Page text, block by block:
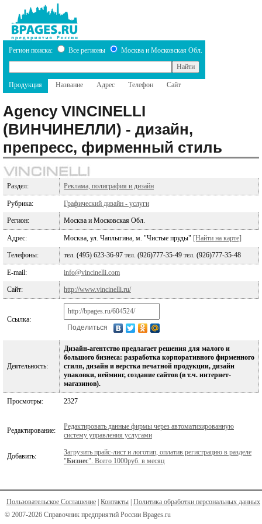
Регион поиска: Все регионы Москва и Московская Обл.
Продукция Название Адрес Телефон Сайт
Agency VINCINELLI
(ВИНЧИНЕЛЛИ) - дизайн,
препресс, фирменный стиль
Раздел: Реклама, полиграфия и дизайн
Рубрика: Графический дизайн - услуги
Регион: Москва и Московская Обл.
Адрес: Москва, ул. Чаплыгина, м. "Чистые пруды" [Найти на карте]
Телефоны: тел. (495) 623-36-97 тел. (926)777-35-49 тел. (926)777-35-48
E-mail: info@vincinelli.com
Сайт: http://www.vincinelli.ru/
Ссылка:
Поделиться
Деятельность:
Дизайн-агентство предлагает решения для малого и
большого бизнеса: разработка корпоративного фирменного
стиля, дизайн и верстка печатной продукции, дизайн
упаковки, нейминг, создание сайтов (в т.ч. интернет-
магазинов).
Просмотры: 2327
Редактирование:
Редактировать данные фирмы через автоматизированную
систему управления услугами
Добавить:
Загрузить прайс-лист и логотип, оплатив регистрацию в разделе
"Бизнес". Всего 1000руб. в месяц
Пользовательское Соглашение Контакты Политика обработки персональных данных
© 2007-2026 Справочник предприятий России Bpages.ru